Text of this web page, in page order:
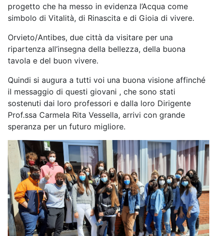
progetto che ha messo in evidenza l’Acqua come
simbolo di Vitalità, di Rinascita e di Gioia di vivere.
Orvieto/Antibes, due città da visitare per una
ripartenza all’insegna della bellezza, della buona
tavola e del buon vivere.
Quindi si augura a tutti voi una buona visione affinché
il messaggio di questi giovani , che sono stati
sostenuti dai loro professori e dalla loro Dirigente
Prof.ssa Carmela Rita Vessella, arrivi con grande
speranza per un futuro migliore.